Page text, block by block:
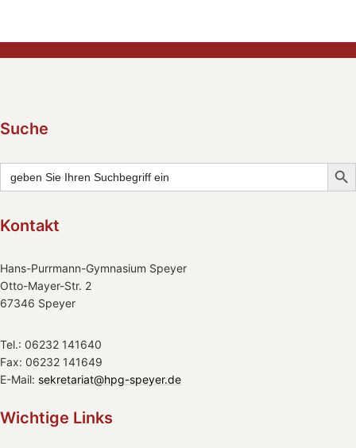
Suche
Search
for:
Kontakt
Hans-Purrmann-Gymnasium Speyer
Otto-Mayer-Str. 2
67346 Speyer
Tel.: 06232 141640
Fax: 06232 141649
E-Mail: sekretariat@hpg-speyer.de
Wichtige Links